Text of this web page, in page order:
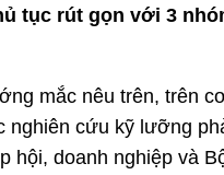
tục rút gọn với 3
mắc nêu trên, trên
nghiên cứu kỹ lưỡng
hội, doanh nghiệp và